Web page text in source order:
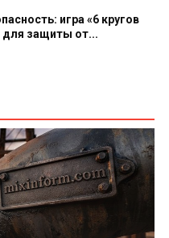
игра «6 кругов
для защиты от...